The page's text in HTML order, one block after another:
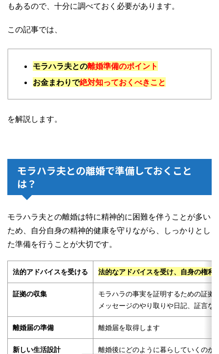
もあるので、十分に調べておく必要があります。
この記事では、
モラハラ夫との離婚準備のポイント
お金まわりで絶対知っておくべきこと
を解説します。
モラハラ夫との離婚で準備しておくこと
は？
モラハラ夫との離婚は特に精神的に困難を伴うことが多い
ため、自分自身の精神的健康を守りながら、しっかりとし
た準備を行うことが大切です。
法的アドバイスを受ける 法的なアドバイスを受け、自身の権利
証拠の収集
モラハラの事実を証明するための証拠
メッセージのやり取りや日記、証言な
離婚届の準備 離婚届を取得します
新しい生活設計
離婚後にどのように暮らしていくのか